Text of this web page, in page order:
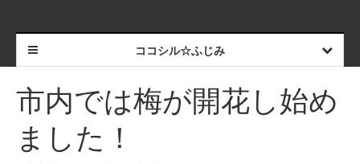
ココシル☆ふじみ
市内では梅が開花し始め
ました！